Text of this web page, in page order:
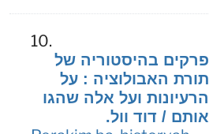
10.
פרקים בהיסטוריה של
תורת האבולוציה : על
הרעיונות ועל אלה שהגו
אותם / דוד וול.